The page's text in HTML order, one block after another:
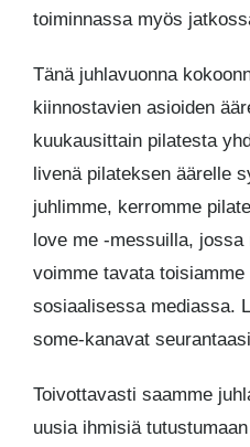
toiminnassa myös
Tänä juhlavuonna
kiinnostavien asioiden
kuukausittain pilatesta
livenä pilateksen äärelle
juhlimme, kerromme
love me -messuilla,
voimme tavata
sosiaalisessa mediassa.
some-kanavat
Toivottavasti saamme
uusia ihmisiä